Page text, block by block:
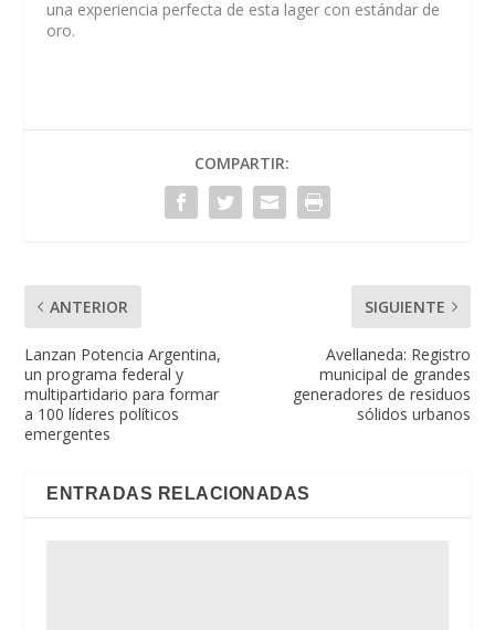
una experiencia perfecta de esta lager con estándar de
oro.
COMPARTIR:
ANTERIOR
Lanzan Potencia Argentina,
un programa federal y
multipartidario para formar
a 100 líderes políticos
emergentes
SIGUIENTE
Avellaneda: Registro
municipal de grandes
generadores de residuos
sólidos urbanos
ENTRADAS RELACIONADAS